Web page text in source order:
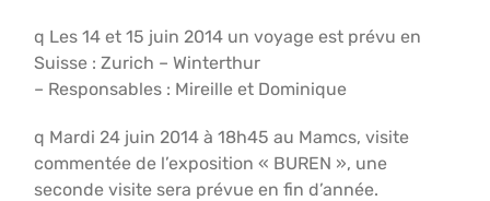
q Les 14 et 15 juin 2014 un voyage est prévu en
Suisse : Zurich – Winterthur
– Responsables : Mireille et Dominique
q Mardi 24 juin 2014 à 18h45 au Mamcs, visite
commentée de l’exposition « BUREN », une
seconde visite sera prévue en fin d’année.